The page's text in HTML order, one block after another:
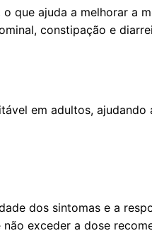
que ajuda a melhorar a
constipação e
em adultos, ajudando
dos sintomas e a
exceder a dose